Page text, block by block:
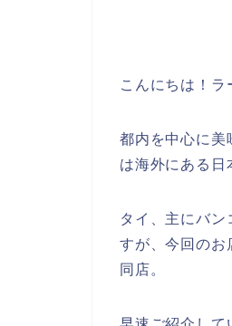
こんにちは！ ラ
都内を中心に美
は海外にある日
タイ、主にバ
すが、今回のお
同店。